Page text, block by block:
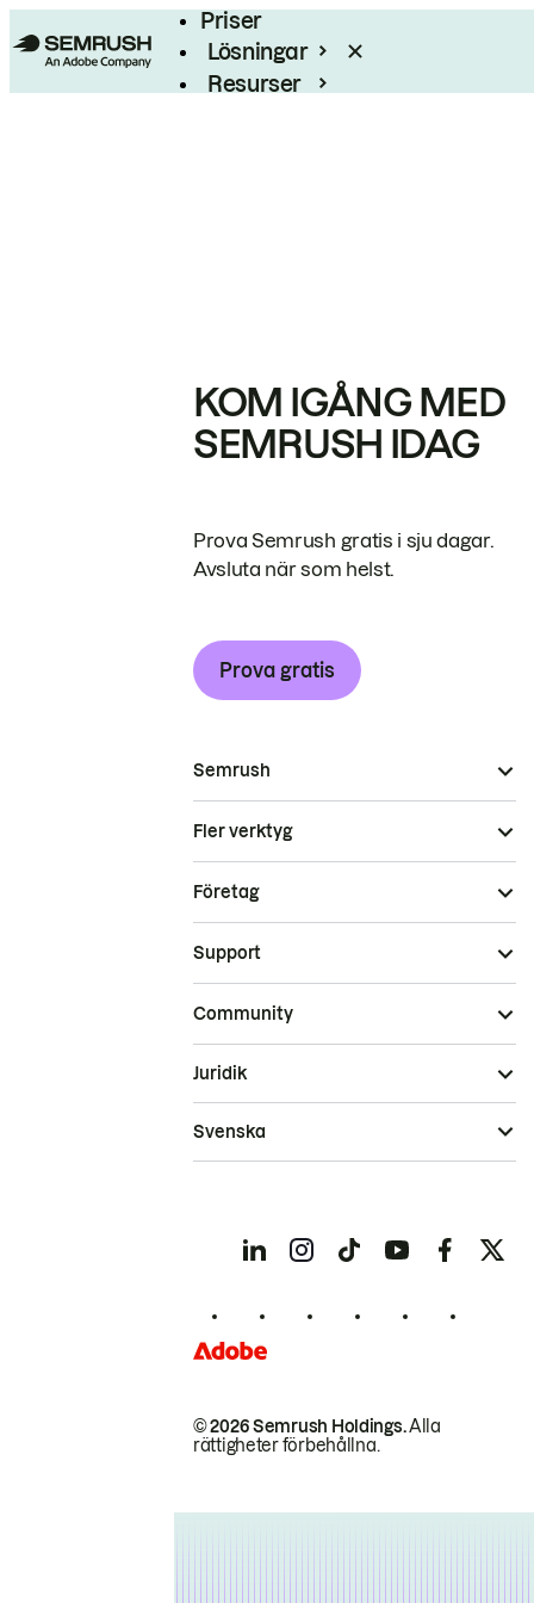
Priser
Lösningar
Resurser
KOM IGÅNG MED
SEMRUSH IDAG
Prova Semrush gratis i sju dagar.
Avsluta när som helst.
Prova gratis
Semrush
Fler verktyg
Företag
Support
Community
© 2026 Semrush Holdings.Alla
rättigheter förbehållna.
Juridik
Svenska